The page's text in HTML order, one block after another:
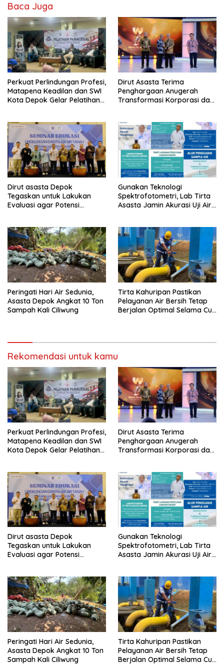
Baca Juga
Perkuat Perlindungan Profesi,
Matapena Keadilan dan SWI
Kota Depok Gelar Pelatihan
Dirut Asasta Terima
Penghargaan Anugerah
Transformasi Korporasi dan
Dirut asasta Depok
Tegaskan untuk Lakukan
Evaluasi agar Potensi
Gunakan Teknologi
Spektrofotometri, Lab Tirta
Asasta Jamin Akurasi Uji Air
Peringati Hari Air Sedunia,
Asasta Depok Angkat 10 Ton
Sampah Kali Ciliwung
Tirta Kahuripan Pastikan
Pelayanan Air Bersih Tetap
Berjalan Optimal Selama Cuti
Rekomendasi untuk kamu
Perkuat Perlindungan Profesi,
Matapena Keadilan dan SWI
Kota Depok Gelar Pelatihan
Dirut Asasta Terima
Penghargaan Anugerah
Transformasi Korporasi dan
Dirut asasta Depok
Tegaskan untuk Lakukan
Evaluasi agar Potensi
Gunakan Teknologi
Spektrofotometri, Lab Tirta
Asasta Jamin Akurasi Uji Air
Peringati Hari Air Sedunia,
Asasta Depok Angkat 10 Ton
Sampah Kali Ciliwung
Tirta Kahuripan Pastikan
Pelayanan Air Bersih Tetap
Berjalan Optimal Selama Cuti